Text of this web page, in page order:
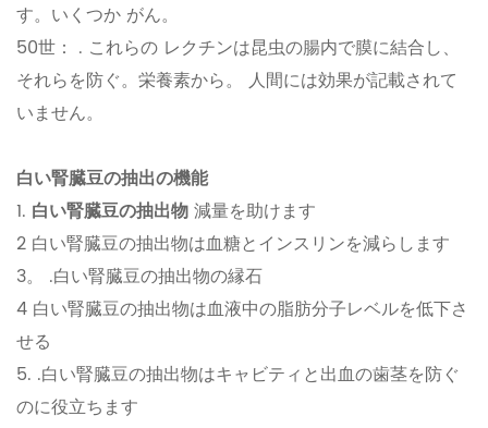
す。いくつか がん。
50世： . これらの レクチンは昆虫の腸内で膜に結合し、
それらを防ぐ。栄養素から。 人間には効果が記載されて
いません。
白い腎臓豆の抽出の機能
1. 白い腎臓豆の抽出物減量を助けます
2 白い腎臓豆の抽出物は血糖とインスリンを減らします
3。 .白い腎臓豆の抽出物の縁石
4 白い腎臓豆の抽出物は血液中の脂肪分子レベルを低下さ
せる
5. .白い腎臓豆の抽出物はキャビティと出血の歯茎を防ぐ
のに役立ちます